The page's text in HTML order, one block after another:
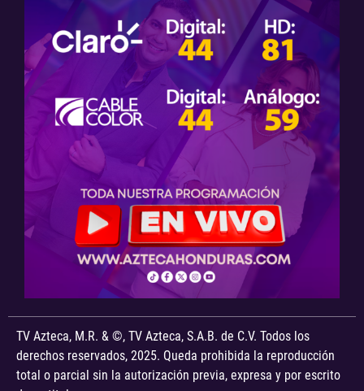
TV Azteca, M.R. & ©, TV Azteca, S.A.B. de C.V. Todos los
derechos reservados, 2025. Queda prohibida la reproducción
total o parcial sin la autorización previa, expresa y por escrito